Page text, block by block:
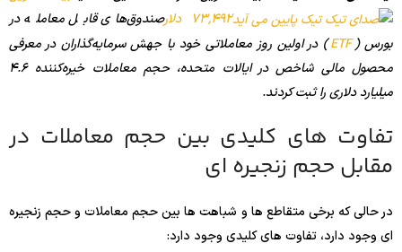
73,492 دلار
صندوق‌های قابل معامله در
بورس (ETF) در اولین روز معاملاتی خود با جهش سرمایه‌گذاران در معرفی
محصول مالی شاخص در ایالات متحده، حجم معاملات خیره‌کننده 4.6
میلیارد دلاری را ثبت کردند.
تفاوت های کلیدی بین حجم معاملات در
مقابل حجم زنجیره ای
در حالی که برخی متقاطع ها و شباهت ها بین حجم معاملات و حجم زنجیره
ای وجود دارد، تفاوت های کلیدی وجود دارد: